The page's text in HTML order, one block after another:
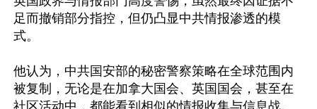
足而撤销部分指控，但仍凸显中共情报渗透的模
式。
他认为，中共国安部的秘密警察策略在全球范围内
被复制，无论是在加拿大国会、英国国会，甚至在
社区活动中，都能看到相似的情报收集与信息战。